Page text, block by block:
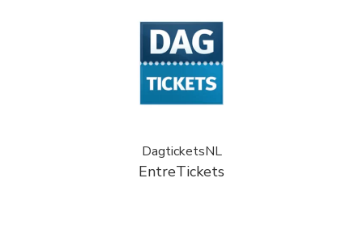
DagticketsNL
EntreTickets